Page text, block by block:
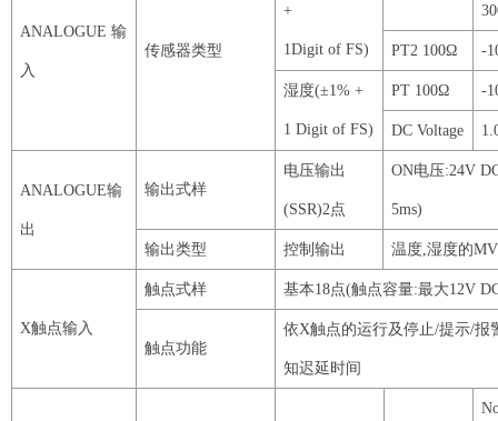
ANALOGUE 输
入
传感器类型
+
1Digit of FS) PT2 100Ω -
湿度(±1% +
1 Digit of FS)
PT 100Ω -
DC Voltage 1.
ANALOGUE输
出
输出式样
电压输出
(SSR)2点
ON电压:24V
5ms)
输出类型 控制输出 温度,湿度的MV
X触点输入
触点式样 基本18点(触点容量:最大12V
触点功能
依X触点的运行及停止/提示/报
知迟延时间